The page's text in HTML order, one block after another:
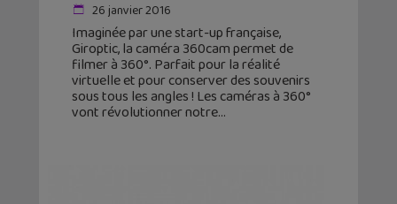
26 janvier 2016
Imaginée par une start-up française,
Giroptic, la caméra 360cam permet de
filmer à 360°. Parfait pour la réalité
virtuelle et pour conserver des souvenirs
sous tous les angles ! Les caméras à 360°
vont révolutionner notre